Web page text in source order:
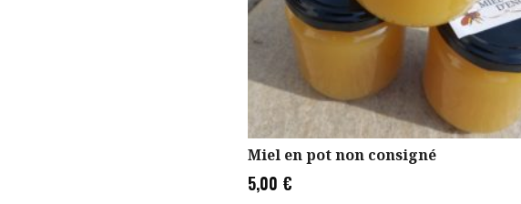
Miel en pot non consigné
5,00 €